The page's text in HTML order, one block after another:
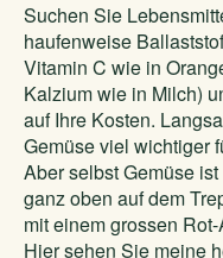
Suchen Sie
haufenweise
Vitamin C wie in
Kalzium wie in Milch)
auf Ihre Kosten.
Gemüse viel wichtiger
Aber selbst Gemüse
ganz oben auf dem
mit einem grossen
Hier sehen Sie meine